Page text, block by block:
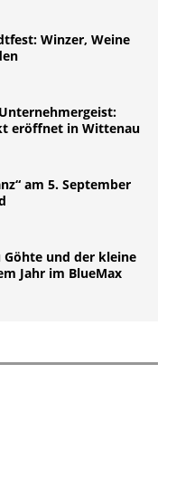
Winzer, Weine
eröffnet in Wittenau
am 5. September
Göhte und der kleine
Jahr im BlueMax